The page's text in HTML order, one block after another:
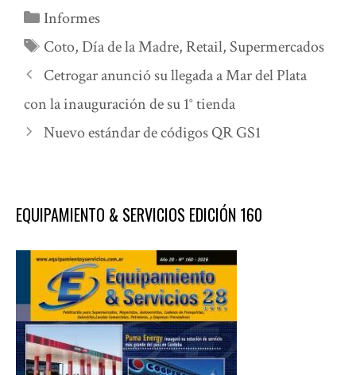
Categorías
Informes
Etiquetas
Coto,Día de la Madre, Retail, Supermercados
Cetrogar anunció su llegada a Mar del Plata
con la inauguración de su 1° tienda
Nuevo estándar de códigos QR GS1
EQUIPAMIENTO & SERVICIOS EDICIÓN 160